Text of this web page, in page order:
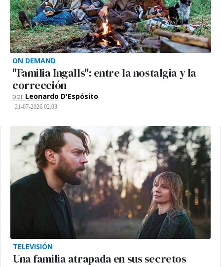
ON DEMAND
"Familia Ingalls": entre la nostalgia y la
corrección
por Leonardo D'Espósito
21-07-2026 02:03
TELEVISIÓN
Una familia atrapada en sus secretos